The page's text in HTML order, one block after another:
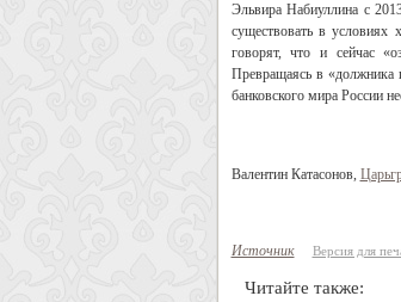
Эльвира Набиуллина с
существовать в условиях
говорят, что и сейчас
Превращаясь в «должника
банковского мира России
Валентин Катасонов,
Источник Версия для
Читайте также: